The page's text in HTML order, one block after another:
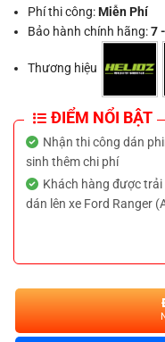
Phí thi công:Miễn Phí
Bảo hành chính hãng:7
Thương hiệu
ĐIỂM NỔI BẬT
Nhận thi công dán
sinh thêm chi phí
Khách hàng được
dán lên xe Ford Ranger
Đa dạng thương hiệu
Ranger từ phổ thông
Hỗ trợ trả góp, cà